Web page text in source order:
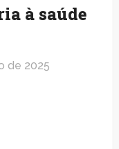
à saúde
de 2025